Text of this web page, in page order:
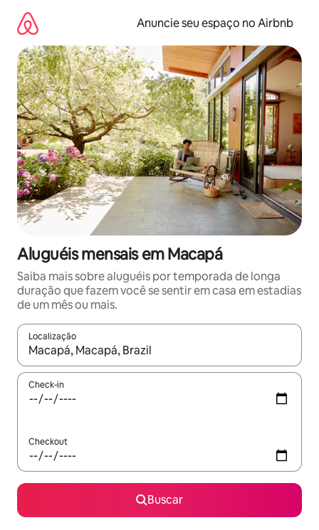
para
conteúdo
Anuncie seu espaço no Airbnb
Aluguéis mensais em Macapá
Saiba mais sobre aluguéis por temporada de longa
duração que fazem você se sentir em casa em estadias
de um mês ou mais.
Localização
Quando os resultados estiverem disponíveis, explore-os
Check-in
Checkout
Buscar